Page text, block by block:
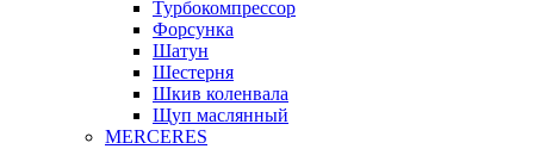
Турбокомпрессор
Форсунка
Шатун
Шестерня
Шкив коленвала
Щуп маслянный
MERCERES